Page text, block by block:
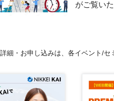
がご覧い
細・お申し込みは、各イベント/セ